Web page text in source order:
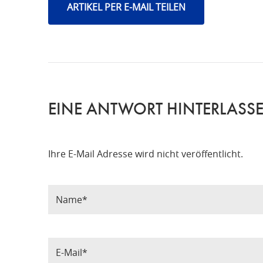
ARTIKEL PER E-MAIL TEILEN
EINE ANTWORT
Ihre E-Mail Adresse wird nicht veröffentlicht.